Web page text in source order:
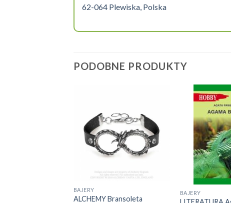
62-064 Plewiska, Polska
PODOBNE PRODUKTY
BAJERY
ALCHEMY Bransoleta
BAJERY